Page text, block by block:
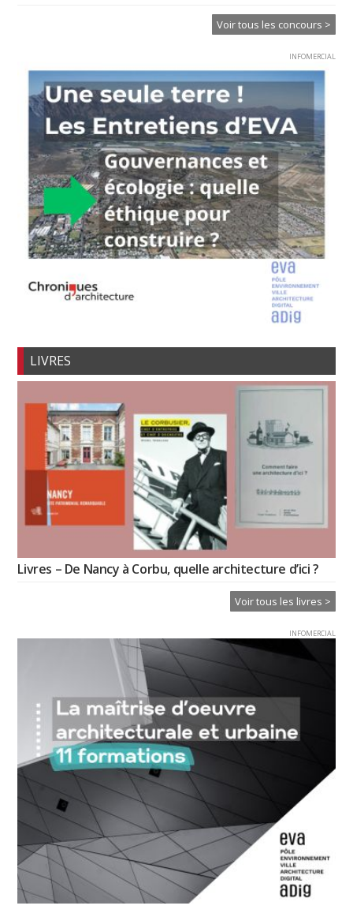
Voir tous les concours >
INFOMERCIAL
LIVRES
Livres – De Nancy à Corbu, quelle architecture d’ici ?
Voir tous les livres >
INFOMERCIAL